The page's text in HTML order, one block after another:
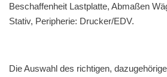
Beschaffenheit Lastplatte, Abmaßen
Stativ, Peripherie: Drucker/EDV.
Die Auswahl des richtigen,